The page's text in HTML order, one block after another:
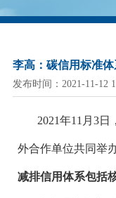
李高：碳信用标准
发布时间：2021-11-
2021年11月3
外合作单位共同举
减排信用体系包括